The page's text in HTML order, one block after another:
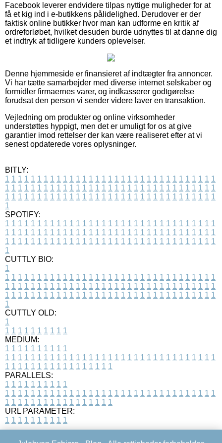
Facebook leverer endvidere tilpas nyttige muligheder for at
få et kig ind i e-butikkens pålidelighed. Derudover er der
faktisk online butikker hvor man kan udforme en kritik af
ordreforløbet, hvilket desuden burde udnyttes til at danne dig
et indtryk af tidligere kunders oplevelser.
Denne hjemmeside er finansieret af indtægter fra annoncer.
Vi har tætte samarbejder med diverse internet selskaber og
formidler firmaernes varer, og indkasserer godtgørelse
forudsat den person vi sender videre laver en transaktion.
Vejledning om produkter og online virksomheder
understøttes hyppigt, men det er umuligt for os at give
garantier imod rettelser der kan være realiseret efter at vi
senest opdaterede vores oplysninger.
BITLY:
1 1 1 1 1 1 1 1 1 1 1 1 1 1 1 1 1 1 1 1 1 1 1 1 1 1 1 1 1 1 1 1 1
1 1 1 1 1 1 1 1 1 1 1 1 1 1 1 1 1 1 1 1 1 1 1 1 1 1 1 1 1 1 1 1 1
1 1 1 1 1 1 1 1 1 1 1 1 1 1 1 1 1 1 1 1 1 1 1 1 1 1 1 1 1 1 1 1 1
1
SPOTIFY:
1 1 1 1 1 1 1 1 1 1 1 1 1 1 1 1 1 1 1 1 1 1 1 1 1 1 1 1 1 1 1 1 1
1 1 1 1 1 1 1 1 1 1 1 1 1 1 1 1 1 1 1 1 1 1 1 1 1 1 1 1 1 1 1 1 1
1 1 1 1 1 1 1 1 1 1 1 1 1 1 1 1 1 1 1 1 1 1 1 1 1 1 1 1 1 1 1 1 1
1
CUTTLY BIO:
1
1 1 1 1 1 1 1 1 1 1 1 1 1 1 1 1 1 1 1 1 1 1 1 1 1 1 1 1 1 1 1 1 1
1 1 1 1 1 1 1 1 1 1 1 1 1 1 1 1 1 1 1 1 1 1 1 1 1 1 1 1 1 1 1 1 1
1 1 1 1 1 1 1 1 1 1 1 1 1 1 1 1 1 1 1 1 1 1 1 1 1 1 1 1 1 1 1 1 1
1
CUTTLY OLD:
1
1 1 1 1 1 1 1 1 1 1
MEDIUM:
1 1 1 1 1 1 1 1 1 1
1 1 1 1 1 1 1 1 1 1 1 1 1 1 1 1 1 1 1 1 1 1 1 1 1 1 1 1 1 1 1 1 1
1 1 1 1 1 1 1 1 1 1 1 1 1 1 1 1 1
PARALLELS:
1 1 1 1 1 1 1 1 1 1
1 1 1 1 1 1 1 1 1 1 1 1 1 1 1 1 1 1 1 1 1 1 1 1 1 1 1 1 1 1 1 1 1
1 1 1 1 1 1 1 1 1 1 1 1 1 1 1 1 1
URL PARAMETER:
1 1 1 1 1 1 1 1 1 1